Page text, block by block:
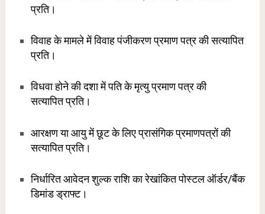
प्रति।
विवाह के मामले में विवाह पंजीकरण प्रमाण पत्र की सत्यापित
प्रति।
विधवा होने की दशा में पति के मृत्यु प्रमाण पत्र की
सत्यापितप्रति।
आरक्षण या आयु में छूट के लिए प्रासंगिक प्रमाणपत्रों की
सत्यापित प्रति।
निर्धारित आवेदन शुल्क राशि का रेखांकित पोस्टल ऑर्डर/बैंक
डिमांड ड्राफ्ट।